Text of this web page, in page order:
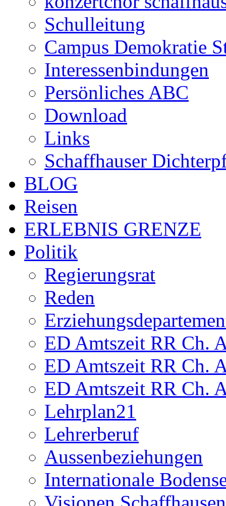
Schulleitung
Campus Demokratie
Interessenbindungen
Persönliches ABC
Download
Links
Schaffhauser
BLOG
Reisen
ERLEBNIS GRENZE
Politik
Regierungsrat
Reden
ED Amtszeit RR Ch.
ED Amtszeit RR Ch.
ED Amtszeit RR Ch.
Lehrplan21
Lehrerberuf
Aussenbeziehungen
Internationale